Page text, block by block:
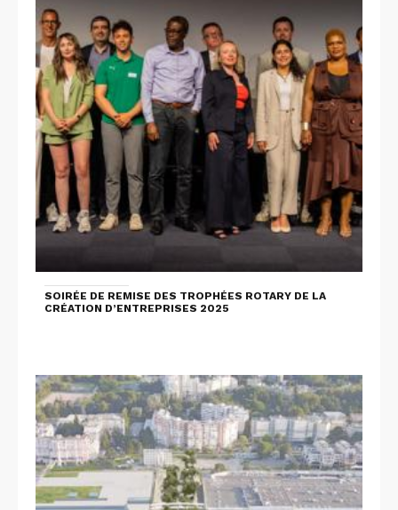
SOIRÉE DE REMISE DES TROPHÉES ROTARY DE LA
CRÉATION D’ENTREPRISES 2025